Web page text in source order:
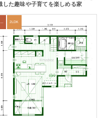
した趣味や子育てを楽しめる家
30坪～33坪 2LDK